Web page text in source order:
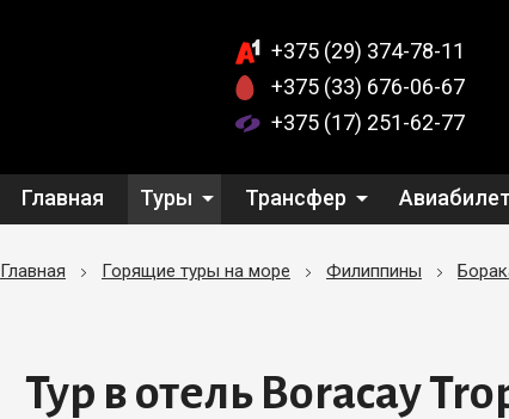
+375 (29) 374-78-11
+375 (33) 676-06-67
+375 (17) 251-62-77
Главная Туры Трансфер
Главная Горящие туры на море Филиппины
Тур в отель Boracay